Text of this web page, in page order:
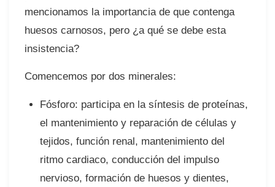
mencionamos la importancia de que contenga
huesos carnosos, pero ¿a qué se debe esta
insistencia?⠀
Comencemos por dos minerales:⠀
Fósforo: participa en la síntesis de proteínas,
el mantenimiento y reparación de células y
tejidos, función renal, mantenimiento del
ritmo cardiaco, conducción del impulso
nervioso, formación de huesos y dientes,